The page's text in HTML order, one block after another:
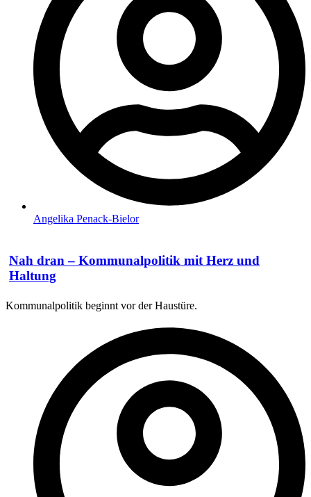
Angelika Penack-Bielor
Nah dran – Kommunalpolitik mit Herz und
Haltung
Kommunalpolitik beginnt vor der Haustüre.